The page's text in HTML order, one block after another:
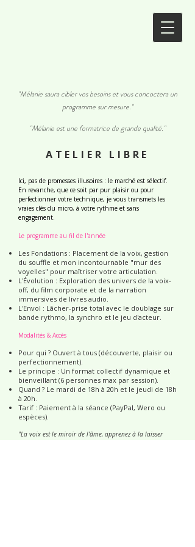
"Mélanie saura cibler vos besoins et vous concoctera un
programme sur mesure."
"Mélanie est une formatrice de grande qualité."
ATELIER LIBRE
​Ici, pas de promesses illusoires : le marché est sélectif.
En revanche, que ce soit par pur plaisir ou pour
perfectionner votre technique, je vous transmets les
vraies clés du micro, à votre rythme et sans
engagement.
Le programme au fil de l'année
Les Fondations : Placement de la voix, gestion
du souffle et mon incontournable "mur des
voyelles" pour maîtriser votre articulation.
L'Évolution : Exploration des univers de la voix-
off, du film corporate et de la narration
immersives de livres audio.
L'Envol : Lâcher-prise total avec le doublage sur
bande rythmo, la synchro et le jeu d'acteur.
Modalités & Accès
Pour qui ? Ouvert à tous (découverte, plaisir ou
perfectionnement).
Le principe : Un format collectif dynamique et
bienveillant (6 personnes max par session).
Quand ? Le mardi de 18h à 20h et le jeudi de 18h
à 20h.
Tarif : Paiement à la séance (PayPal, Wero ou
espèces).
"La voix est le miroir de l'âme, apprenez à la laisser